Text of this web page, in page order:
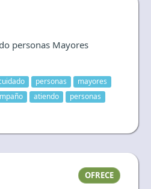
personas Mayores
personas
mayores
atiendo
personas
OFRECE